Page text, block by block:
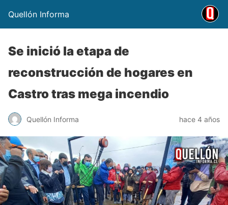
Quellón Informa
Se inició la etapa de
reconstrucción de hogares en
Castro tras mega incendio
Quellón Informa hace 4 años